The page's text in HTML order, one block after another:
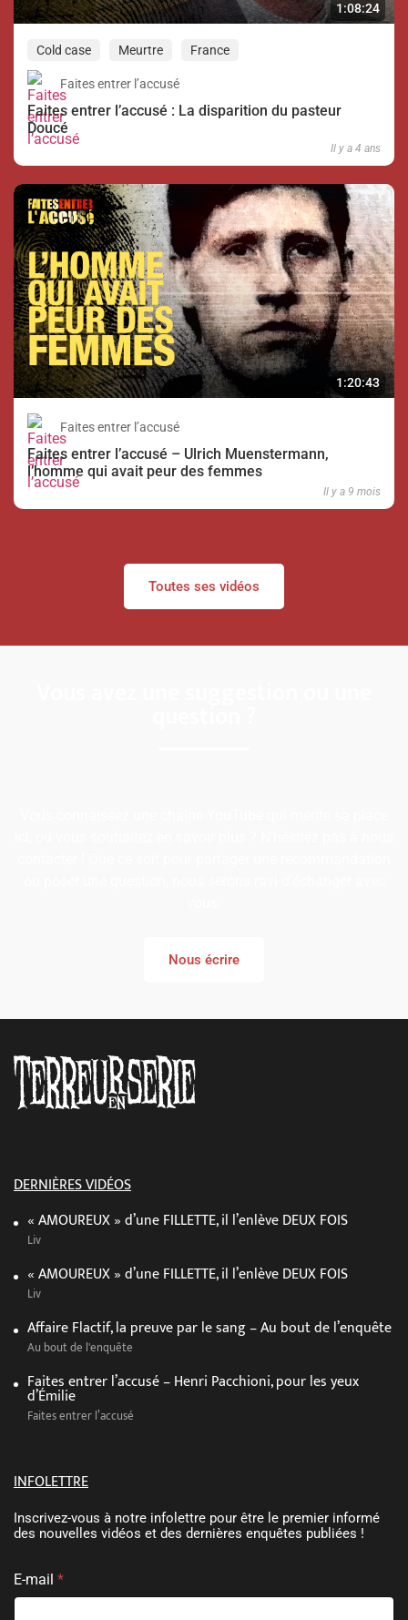
1:08:24
Cold case Meurtre France
Faites entrer l’accusé
Faites entrer l’accusé : La disparition du pasteur
Doucé
Il y a 4 ans
1:20:43
Faites entrer l’accusé
Faites entrer l’accusé – Ulrich Muenstermann,
l’homme qui avait peur des femmes
Il y a 9 mois
Toutes ses vidéos
Nous écrire
DERNIÈRES VIDÉOS
« AMOUREUX » d’une FILLETTE, il l’enlève DEUX FOIS
Liv
« AMOUREUX » d’une FILLETTE, il l’enlève DEUX FOIS
Liv
Affaire Flactif, la preuve par le sang – Au bout de l’enquête
Au bout de l'enquête
Faites entrer l’accusé – Henri Pacchioni, pour les yeux
d’Émilie
Faites entrer l’accusé
INFOLETTRE
Inscrivez-vous à notre infolettre pour être le premier informé
des nouvelles vidéos et des dernières enquêtes publiées !
E-mail *